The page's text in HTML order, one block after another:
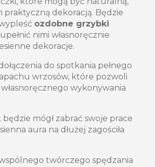
praktyczną dekoracją. Będzie
ozdobne grzybki
nimi własnoręcznie
dekoracje.
do spotkania pełnego
wrzosów, które pozwoli
wykonywania
mógł zabrać swoje prace
aura na dłużej zagościła
twórczego spędzania